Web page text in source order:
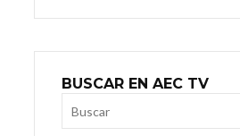
BUSCAR EN AEC TV